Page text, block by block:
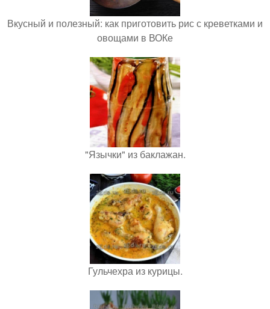
Вкусный и полезный: как приготовить рис с креветками и
овощами в ВОКе
"Язычки" из баклажан.
Гульчехра из курицы.